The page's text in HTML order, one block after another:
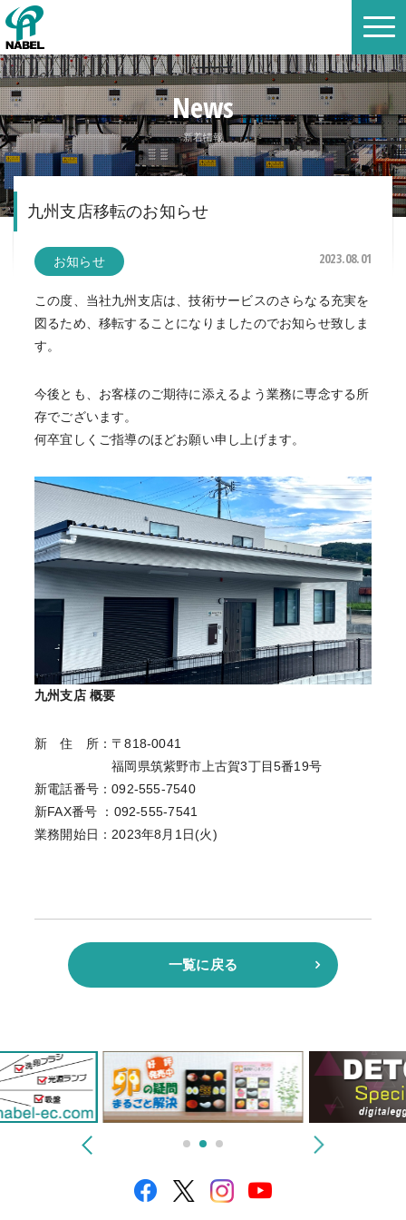
News
新着情報
九州支店移転のお知らせ
お知らせ 2023.08.01
この度、当社九州支店は、技術サービスのさらなる充実を
図るため、移転することになりましたのでお知らせ致しま
す。
今後とも、お客様のご期待に添えるよう業務に専念する所
存でございます。
何卒宜しくご指導のほどお願い申し上げます。
九州支店 概要
新 住 所：〒818-0041
福岡県筑紫野市上古賀3丁目5番19号
新電話番号：092‐555‐7540
新FAX番号 ：092‐555‐7541
業務開始日：2023年8月1日(火)
一覧に戻る